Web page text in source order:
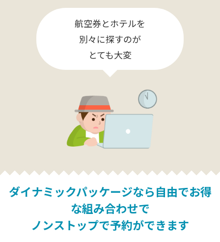
航空券とホテルを
別々に探すのが
とても大変
ダイナミックパッケージなら自由でお得
な組み合わせで
ノンストップで予約ができます